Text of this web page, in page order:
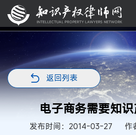
返回列表
电子商务需要知
发布时间：2014-03-27
作